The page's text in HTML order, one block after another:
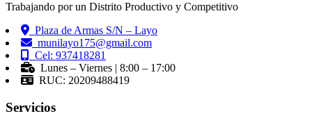
Trabajando por un Distrito Productivo y Competitivo
Plaza de Armas S/N – Layo
munilayo175@gmail.com
Cel: 937418281
Lunes – Viernes | 8:00 – 17:00
RUC: 20209488419
Servicios